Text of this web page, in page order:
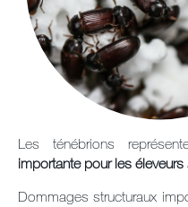
Les ténébrions
importante pour les éleveurs
Dommages structuraux